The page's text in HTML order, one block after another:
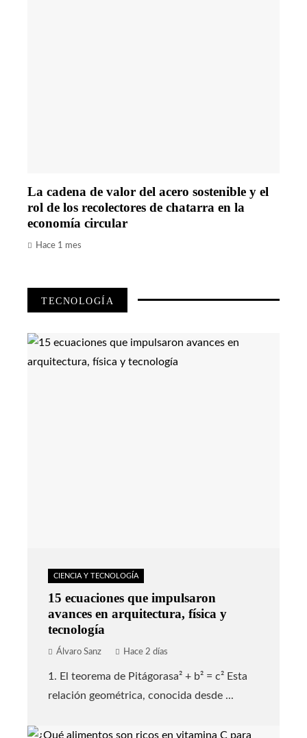
La cadena de valor del acero sostenible y el
rol de los recolectores de chatarra en la
economía circular
Hace 1 mes
TECNOLOGÍA
CIENCIA Y TECNOLOGÍA
15 ecuaciones que impulsaron
avances en arquitectura, física y
tecnología
Álvaro Sanz Hace 2 días
1. El teorema de Pitágorasa² + b² = c² Esta
relación geométrica, conocida desde ...